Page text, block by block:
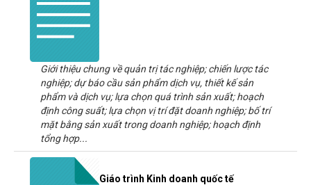
Giới thiệu chung về quản trị tác nghiệp; chiến lược tác
nghiệp; dự báo cầu sản phẩm dịch vụ, thiết kế sản
phẩm và dịch vụ; lựa chọn quá trình sản xuất; hoạch
định công suất; lựa chọn vị trí đặt doanh nghiệp; bố trí
mặt bằng sản xuất trong doanh nghiệp; hoạch định
tổng hợp...
Giáo trình Kinh doanh quốc tế